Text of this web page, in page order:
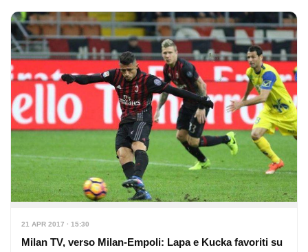
21 APR 2017 · 15:30
Milan TV, verso Milan-Empoli: Lapa e Kucka favoriti su